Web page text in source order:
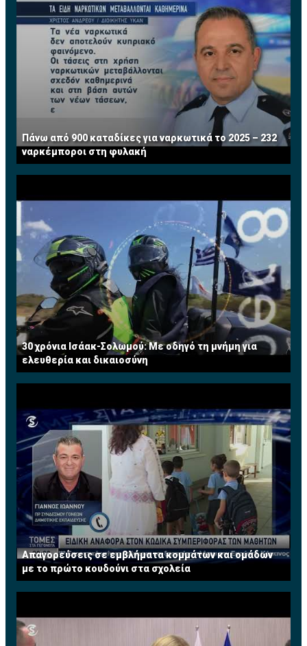
μετέπειτα ως Διευθυντής Χαρτοφυλακίου στο Τμήμα
Τραπεζικών Εργασιών. Από το 2008 μέχρι και την
εθελούσια αποχώρησή της από την τράπεζα τον Ιούλιο
του 2013 κατείχε την θέση του Ανώτερου Διευθυντή
και ηγείτο της Διεύθυνσης Τραπεζικών Εργασιών
Μεγάλων Επιχειρήσεων. Διαθέτει πέραν των 25
χρόνων πολύπλευρης εμπειρίας σε τραπεζικά θέματα.
Τώρα ασκεί το επάγγελμα του Συμβούλου
Επιχειρήσεων σε χρηματοοικονομικά θέματα. Έχει
διατελέσει μέλος του Συμβουλίου του Institute of
Financial Services (IFS) Κύπρου.
Πάνω από 900 καταδίκες για ναρκωτικά το 2025 – 232
ναρκέμποροι στη φυλακή
30 χρόνια Ισάακ-Σολωμού: Με οδηγό τη μνήμη για
ελευθερία και δικαιοσύνη
Απαγορεύσεις σε εμβλήματα κομμάτων και ομάδων
με το πρώτο κουδούνι στα σχολεία